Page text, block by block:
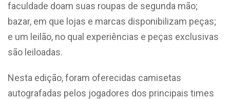
faculdade doam suas roupas de segunda mão;
bazar, em que lojas e marcas disponibilizam peças;
e um leilão, no qual experiências e peças exclusivas
são leiloadas.
Nesta edição, foram oferecidas camisetas
autografadas pelos jogadores dos principais times